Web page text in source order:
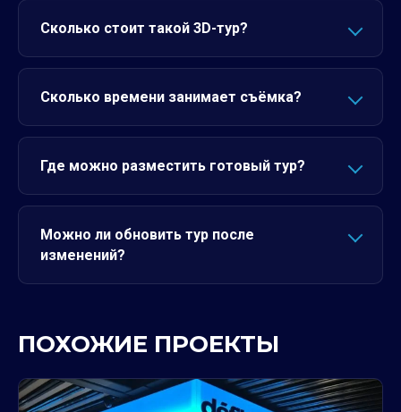
Сколько стоит такой 3D-тур?
Сколько времени занимает съёмка?
Где можно разместить готовый тур?
Можно ли обновить тур после
изменений?
ПОХОЖИЕ ПРОЕКТЫ